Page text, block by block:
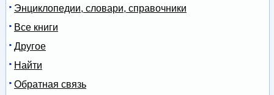
Энциклопедии, словари, справочники
Все книги
Другое
Найти
Обратная связь